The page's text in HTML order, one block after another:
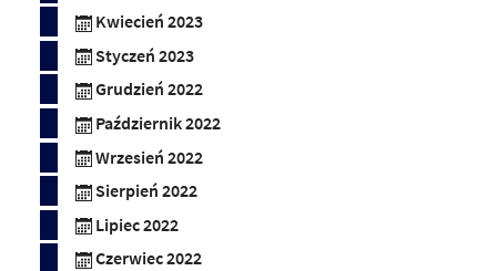
Kwiecień 2023
Styczeń 2023
Grudzień 2022
Październik 2022
Wrzesień 2022
Sierpień 2022
Lipiec 2022
Czerwiec 2022